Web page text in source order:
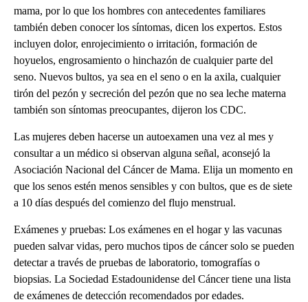
mama, por lo que los hombres con antecedentes familiares
también deben conocer los síntomas, dicen los expertos. Estos
incluyen dolor, enrojecimiento o irritación, formación de
hoyuelos, engrosamiento o hinchazón de cualquier parte del
seno. Nuevos bultos, ya sea en el seno o en la axila, cualquier
tirón del pezón y secreción del pezón que no sea leche materna
también son síntomas preocupantes, dijeron los CDC.
Las mujeres deben hacerse un autoexamen una vez al mes y
consultar a un médico si observan alguna señal, aconsejó la
Asociación Nacional del Cáncer de Mama. Elija un momento en
que los senos estén menos sensibles y con bultos, que es de siete
a 10 días después del comienzo del flujo menstrual.
Exámenes y pruebas: Los exámenes en el hogar y las vacunas
pueden salvar vidas, pero muchos tipos de cáncer solo se pueden
detectar a través de pruebas de laboratorio, tomografías o
biopsias. La Sociedad Estadounidense del Cáncer tiene una lista
de exámenes de detección recomendados por edades.